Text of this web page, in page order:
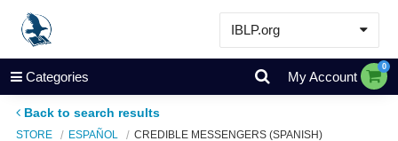
IBLP.org
Learn
Events & Resources
About
Categories My Account
0
Back to search results
STORE ESPAÑOL CREDIBLE MESSENGERS (SPANISH)